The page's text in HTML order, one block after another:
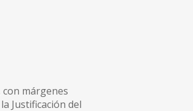
márgenes
Justificación del